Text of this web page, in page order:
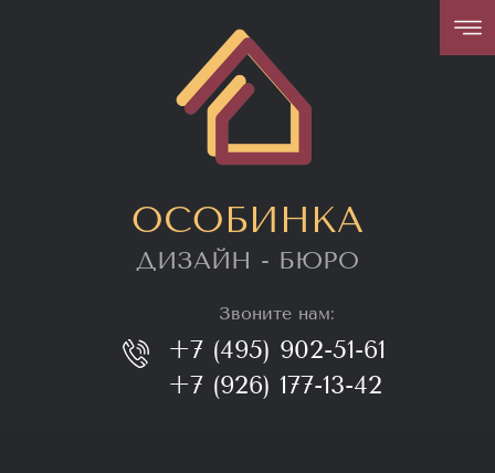
ОСОБИНКА
ДИЗАЙН - БЮРО
Звоните нам:
+7 (495) 902-51-61
+7 (926) 177-13-42